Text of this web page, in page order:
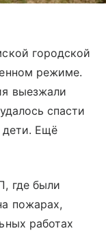
городской
режиме.
выезжали
спасти
дети. Ещё
где были
пожарах,
работах